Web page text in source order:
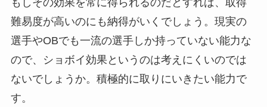
もしその効果を常に得られるのだとすれば、取得
難易度が高いのにも納得がいくでしょう。現実の
選手やOBでも一流の選手しか持っていない能力な
ので、ショボイ効果というのは考えにくいのでは
ないでしょうか。積極的に取りにいきたい能力で
す。